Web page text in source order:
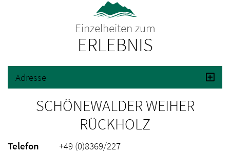
Einzelheiten zum
ERLEBNIS
Adresse
SCHÖNEWALDER WEIHER
RÜCKHOLZ
Telefon
+49 (0)8369/227